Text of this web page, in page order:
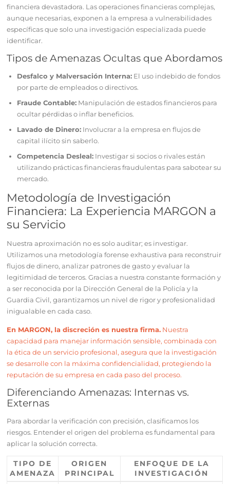
financiera devastadora. Las operaciones financieras complejas,
aunque necesarias, exponen a la empresa a vulnerabilidades
específicas que solo una investigación especializada puede
identificar.
Tipos de Amenazas Ocultas que Abordamos
Desfalco y Malversación Interna: El uso indebido de fondos
por parte de empleados o directivos.
Fraude Contable: Manipulación de estados financieros para
ocultar pérdidas o inflar beneficios.
Lavado de Dinero: Involucrar a la empresa en flujos de
capital ilícito sin saberlo.
Competencia Desleal: Investigar si socios o rivales están
utilizando prácticas financieras fraudulentas para sabotear su
mercado.
Metodología de Investigación
Financiera: La Experiencia MARGON a
su Servicio
Nuestra aproximación no es solo auditar; es investigar.
Utilizamos una metodología forense exhaustiva para reconstruir
flujos de dinero, analizar patrones de gasto y evaluar la
legitimidad de terceros. Gracias a nuestra constante formación y
a ser reconocida por la Dirección General de la Policía y la
Guardia Civil, garantizamos un nivel de rigor y profesionalidad
inigualable en cada caso.
En MARGON, la discreción es nuestra firma. Nuestra
capacidad para manejar información sensible, combinada con
la ética de un servicio profesional, asegura que la investigación
se desarrolle con la máxima confidencialidad, protegiendo la
reputación de su empresa en cada paso del proceso.
Diferenciando Amenazas: Internas vs.
Externas
Para abordar la verificación con precisión, clasificamos los
riesgos. Entender el origen del problema es fundamental para
aplicar la solución correcta.
TIPO DE
AMENAZA
ORIGEN
PRINCIPAL
ENFOQUE DE LA
INVESTIGACIÓN